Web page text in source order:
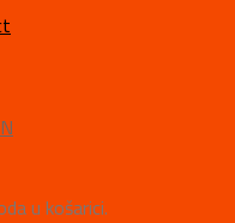
u košarici.